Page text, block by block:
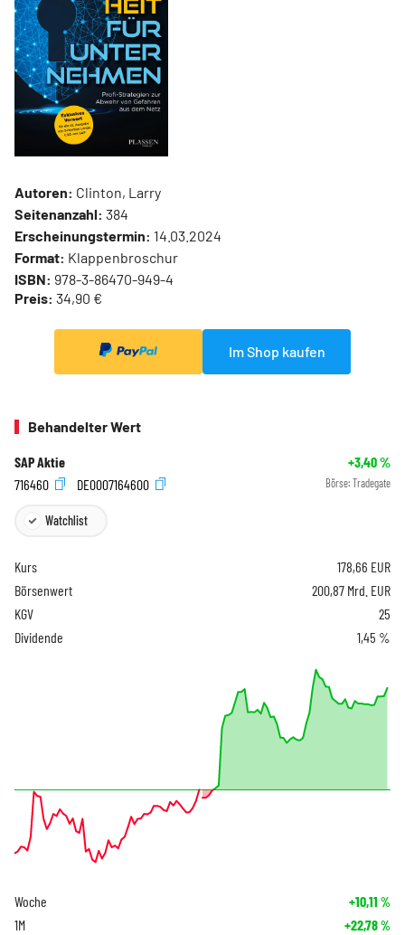
Autoren: Clinton, Larry
Seitenanzahl: 384
Erscheinungstermin: 14.03.2024
Format: Klappenbroschur
ISBN: 978-3-86470-949-4
Preis: 34,90 €
Im Shop kaufen
Behandelter Wert
SAP Aktie +3,40%
716460
DE0007164600 Börse: Tradegate
Watchlist
Kurs 178,66 EUR
Börsenwert
200,87 Mrd. EUR
KGV
25
Dividende
1,45 %
Woche +10,11 %
1M +22,78%